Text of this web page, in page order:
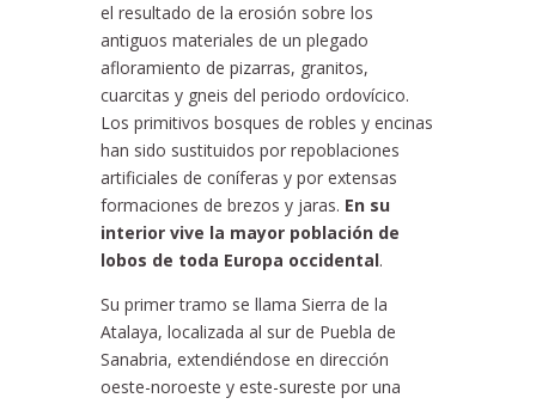
el resultado de la erosión sobre los
antiguos materiales de un plegado
afloramiento de pizarras, granitos,
cuarcitas y gneis del periodo ordovícico.
Los primitivos bosques de robles y encinas
han sido sustituidos por repoblaciones
artificiales de coníferas y por extensas
formaciones de brezos y jaras. En su
interior vive la mayor población de
lobos de toda Europa occidental.
Su primer tramo se llama Sierra de la
Atalaya, localizada al sur de Puebla de
Sanabria, extendiéndose en dirección
oeste-noroeste y este-sureste por una